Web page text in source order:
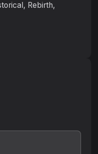
Rebirth,